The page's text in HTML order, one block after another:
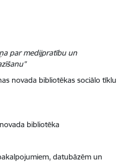
par medijpratību un
novada bibliotēkas sociālo tīklu
bibliotēka
datubāzēm un